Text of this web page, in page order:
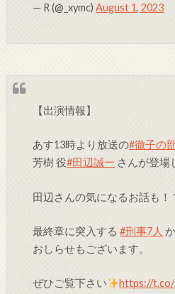
— R (@_xymc)August 1, 2023
【出演情報】
あす13時より放送の#徹子の
芳樹 役#田辺誠一 さんが登場
田辺さんの気になるお話も！
最終章に突入する#刑事7人
おしらせもございます。
ぜひご覧下さい
https://